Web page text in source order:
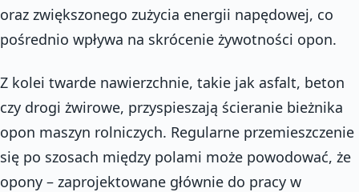
oraz zwiększonego zużycia energii napędowej, co
pośrednio wpływa na skrócenie żywotności opon.
Z kolei twarde nawierzchnie, takie jak asfalt, beton
czy drogi żwirowe, przyspieszają ścieranie bieżnika
opon maszyn rolniczych. Regularne przemieszczenie
się po szosach między polami może powodować, że
opony – zaprojektowane głównie do pracy w